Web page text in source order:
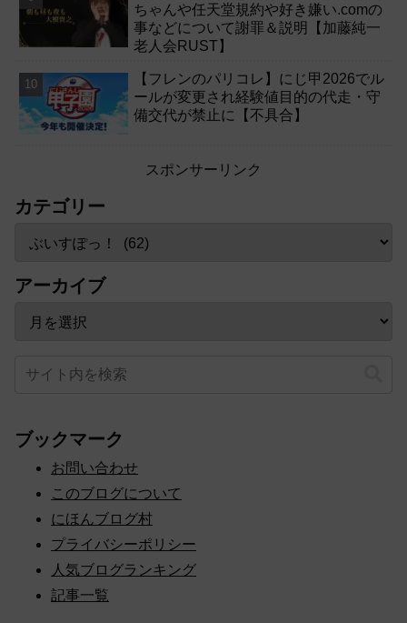
ちゃんや任天堂規約や好き嫌い.comの
事などについて謝罪＆説明【加藤純一
老人会RUST】
【フレンのパリコレ】にじ甲2026でル
ールが変更され経験値目的の代走・守
備交代が禁止に【不具合】
スポンサーリンク
カテゴリー
アーカイブ
ブックマーク
お問い合わせ
このブログについて
にほんブログ村
プライバシーポリシー
人気ブログランキング
記事一覧